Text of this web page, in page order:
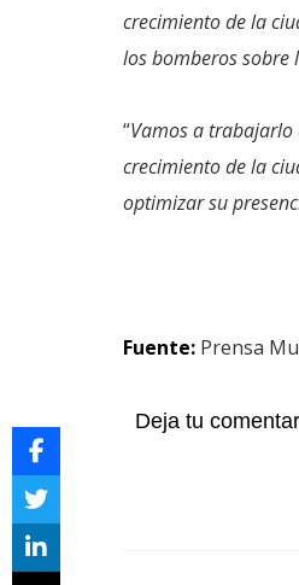
crecimiento de la
los bomberos sobre
“Vamos a trabajarlo
crecimiento de la
optimizar su
Fuente: Prensa
Deja tu